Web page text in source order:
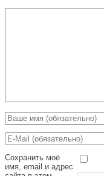
Сохранить моё
имя, email и адрес